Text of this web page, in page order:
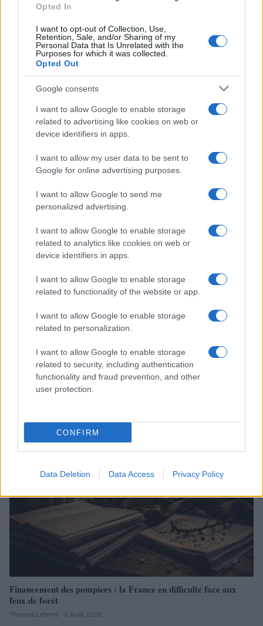
Opted In
I want to opt-out of Collection, Use,
Retention, Sale, and/or Sharing of my
Personal Data that Is Unrelated with the
Purposes for which it was collected.
Opted Out
Google consents
I want to allow Google to enable storage
related to advertising like cookies on web or
device identifiers in apps.
I want to allow my user data to be sent to
Google for online advertising purposes.
I want to allow Google to send me
personalized advertising.
I want to allow Google to enable storage
related to analytics like cookies on web or
device identifiers in apps.
I want to allow Google to enable storage
related to functionality of the website or app.
I want to allow Google to enable storage
related to personalization.
I want to allow Google to enable storage
related to security, including authentication
functionality and fraud prevention, and other
user protection.
CONFIRM
Data Deletion Data Access Privacy Policy
Continuez la lecture
FISCO
Déficit de l’État français : 106,8 milliards d’euros au premier
semestre 2026
FISCO
Financement des pompiers : la France en difficulté face aux
feux de forêt
Thomas Lefevre · 2 Août 2026